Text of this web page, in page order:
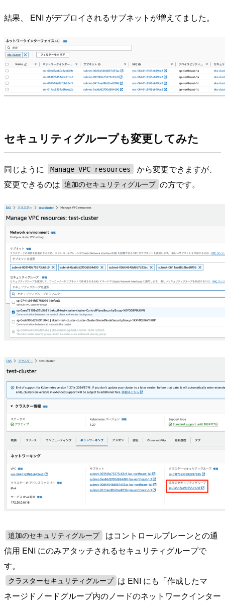
結果、 ENI がデプロイされるサブネットが増えてました。
セキュリティグループも変更してみた
同じように Manage VPC resources
から変更できますが、
変更できるのは 追加のセキュリティグループ の方です。
追加のセキュリティグループ
はコントロールプレーンとの通
信用 ENI にのみアタッチされるセキュリティグループで
す。
クラスターセキュリティグループ は ENI にも「作成したマ
ネージドノードグループ内のノードのネットワークインター